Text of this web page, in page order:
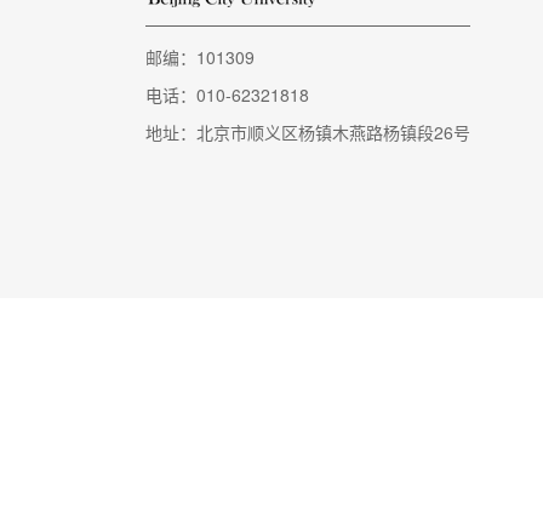
邮编：101309
电话：010-62321818
地址：北京市顺义区杨镇木燕路杨镇段26号